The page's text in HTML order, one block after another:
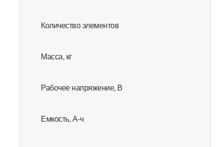
Количество элементов
Масса, кг
Рабочее напряжение, В
Емкость, А-ч